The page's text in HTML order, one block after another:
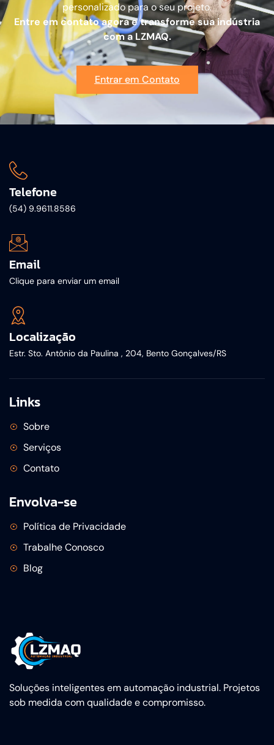
personalizado para o seu projeto.
Entre em contato agora e transforme sua indústria
com a LZMAQ.
Entrar em Contato
Soluções inteligentes em automação industrial. Projetos
sob medida com qualidade e compromisso.
Telefone
(54) 9.9611.8586
Email
Clique para enviar um email
Localização
Estr. Sto. Antônio da Paulina , 204, Bento Gonçalves/RS
Links
Sobre
Serviços
Contato
Envolva-se
Política de Privacidade
Trabalhe Conosco
Blog